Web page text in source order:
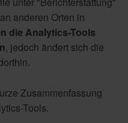
anderen Orten in
die Analytics-Tools
, jedoch ändert sich die
Zusammenfassung
Tools.